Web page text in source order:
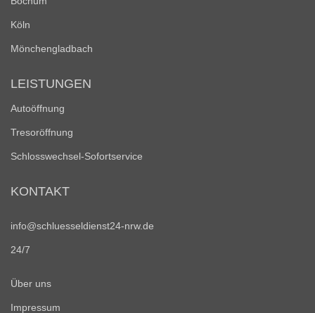
Köln
Mönchengladbach
LEISTUNGEN
Autoöffnung
Tresoröffnung
Schlosswechsel-Sofortservice
KONTAKT
info@schluesseldienst24-nrw.de
24/7
Über uns
Impressum